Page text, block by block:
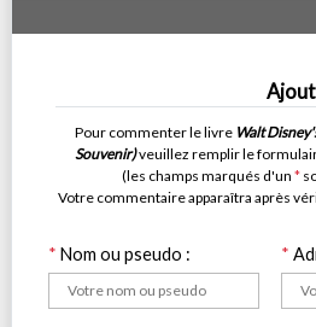
Pour commenter le livre Walt
Souvenir)veuillez remplir le
(les champs marqués d'un *
Votre commentaire apparaîtra après
* Nom ou pseudo : *